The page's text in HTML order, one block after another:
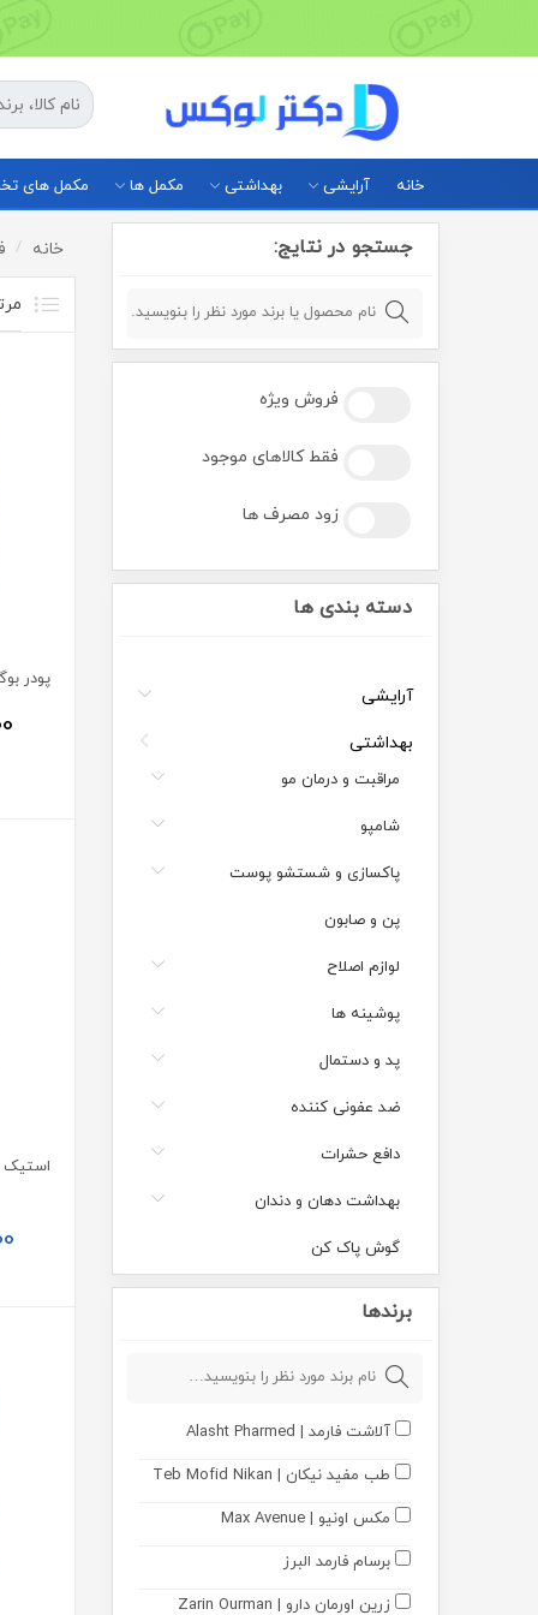
خانه آرایشی بهداشتی مکمل ها مکمل های
جستجو در نتایج:
فروش ویژه
فقط کالاهای موجود
زود مصرف ها
دسته بندی ها
آرایشی
بهداشتی
مراقبت و درمان مو
شامپو
پاکسازی و شستشو پوست
پن و صابون
لوازم اصلاح
پوشینه ها
پد و دستمال
ضد عفونی کننده
دافع حشرات
بهداشت دهان و دندان
گوش پاک کن
محصولات ضد تعریق
استیک ضد تعریق
مام رول ضد تعریق
کرم و لوسیون ضد تعریق
بادی اسپلش
برندها
آلاشت فارمد | Alasht Pharmed
طب مفید نیکان | Teb Mofid Nikan
مکس اونیو | Max Avenue
برسام فارمد البرز
زرین اورمان دارو | Zarin Ourman
خانه